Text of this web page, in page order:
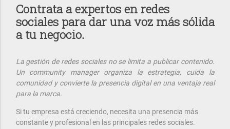
Contrata a expertos en redes
sociales para dar una voz más sólida
a tu negocio.
La gestión de redes sociales no se limita a publicar contenido.
Un community manager organiza la estrategia, cuida la
comunidad y convierte la presencia digital en una ventaja real
para la marca.
Si tu empresa está creciendo, necesita una presencia más
constante y profesional en las principales redes sociales.